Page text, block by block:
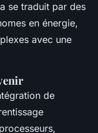
se traduit par des
en énergie,
avec une
de